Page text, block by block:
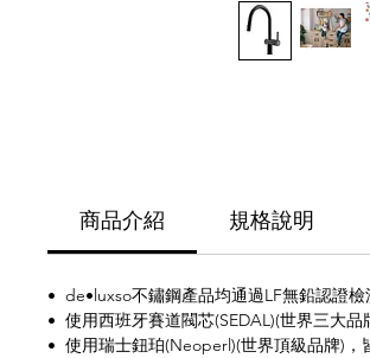
商品介紹 規格說明
• de•luxso不鏽鋼產品均通過LF無鉛認證
• 使用西班牙賽道閥芯(SEDAL)(世界三大
• 使用瑞士鈕珀(Neoperl)(世界頂級品牌)，